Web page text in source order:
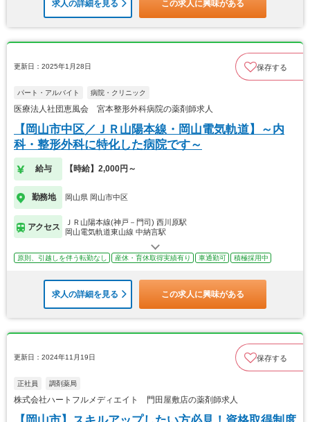
求人の詳細を見る この求人に興味がある
更新日：2025年1月28日 保存する
パート・アルバイト 病院・クリニック
医療法人社団恵風会 宮本整形外科病院の薬剤師求人
【岡山市中区／ＪＲ山陽本線・岡山電気軌道】～内
科・整形外科に特化した病院です～
給与 【時給】2,000円～
勤務地 岡山県 岡山市中区
アクセス
ＪＲ山陽本線(神戸－門司) 西川原駅
岡山電気軌道東山線 中納言駅
原則、引越しを伴う転勤なし 産休・育休取得実績有り 車通勤可 積極採用中
求人の詳細を見る この求人に興味がある
更新日：2024年11月19日 保存する
正社員 調剤薬局
株式会社ハートフルメディエイト 門田屋敷店の薬剤師求人